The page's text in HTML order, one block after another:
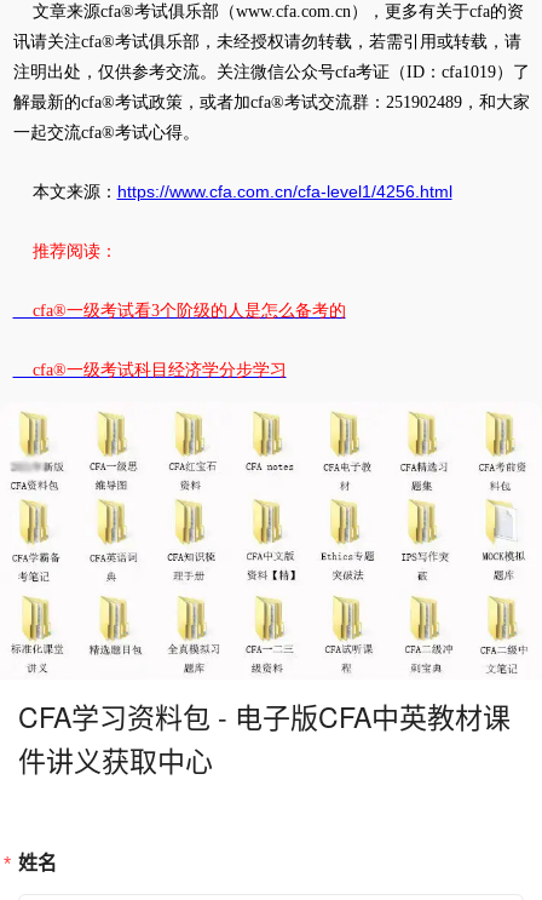
文章来源cfa®考试俱乐部（www.cfa.com.cn），更多有关于cfa的资
讯请关注cfa®考试俱乐部，未经授权请勿转载，若需引用或转载，请
注明出处，仅供参考交流。关注微信公众号cfa考证（ID：cfa1019）了
解最新的cfa®考试政策，或者加cfa®考试交流群：251902489，和大家
一起交流cfa®考试心得。
本文来源： https://www.cfa.com.cn/cfa-level1/4256.html
推荐阅读：
cfa®一级考试看3个阶级的人是怎么备考的
cfa®一级考试科目经济学分步学习